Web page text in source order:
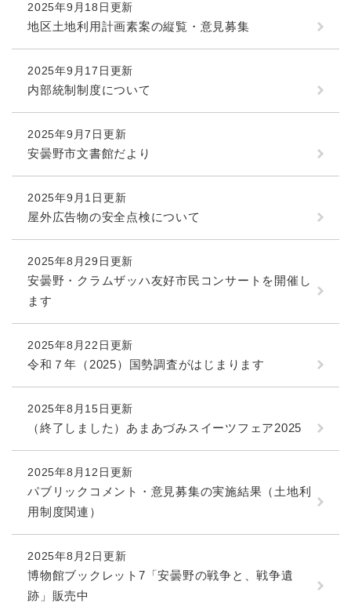
2025年9月18日更新
地区土地利用計画素案の縦覧・意見募集
2025年9月17日更新
内部統制制度について
2025年9月7日更新
安曇野市文書館だより
2025年9月1日更新
屋外広告物の安全点検について
2025年8月29日更新
安曇野・クラムザッハ友好市民コンサートを開催し
ます
2025年8月22日更新
令和７年（2025）国勢調査がはじまります
2025年8月15日更新
（終了しました）あまあづみスイーツフェア2025
2025年8月12日更新
パブリックコメント・意見募集の実施結果（土地利
用制度関連）
2025年8月2日更新
博物館ブックレット7「安曇野の戦争と、戦争遺
跡」販売中